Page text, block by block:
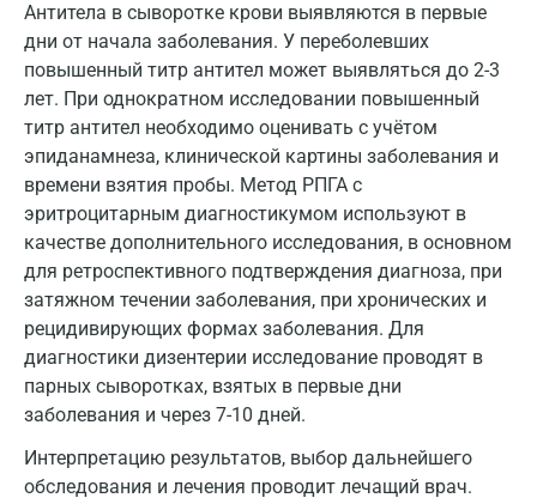
Антитела в сыворотке крови выявляются в первые
дни от начала заболевания. У переболевших
повышенный титр антител может выявляться до 2-3
лет. При однократном исследовании повышенный
титр антител необходимо оценивать с учётом
эпиданамнеза, клинической картины заболевания и
времени взятия пробы. Метод РПГА с
эритроцитарным диагностикумом используют в
качестве дополнительного исследования, в основном
для ретроспективного подтверждения диагноза, при
затяжном течении заболевания, при хронических и
рецидивирующих формах заболевания. Для
диагностики дизентерии исследование проводят в
парных сыворотках, взятых в первые дни
заболевания и через 7-10 дней.
Интерпретацию результатов, выбор дальнейшего
обследования и лечения проводит лечащий врач.
Долгопрудный
Домодедово
Екатеринбург
Жуковский
Звенигород
Зеленоград
Иваново
Ивантеевка
Ижевск
Йошкар-Ола